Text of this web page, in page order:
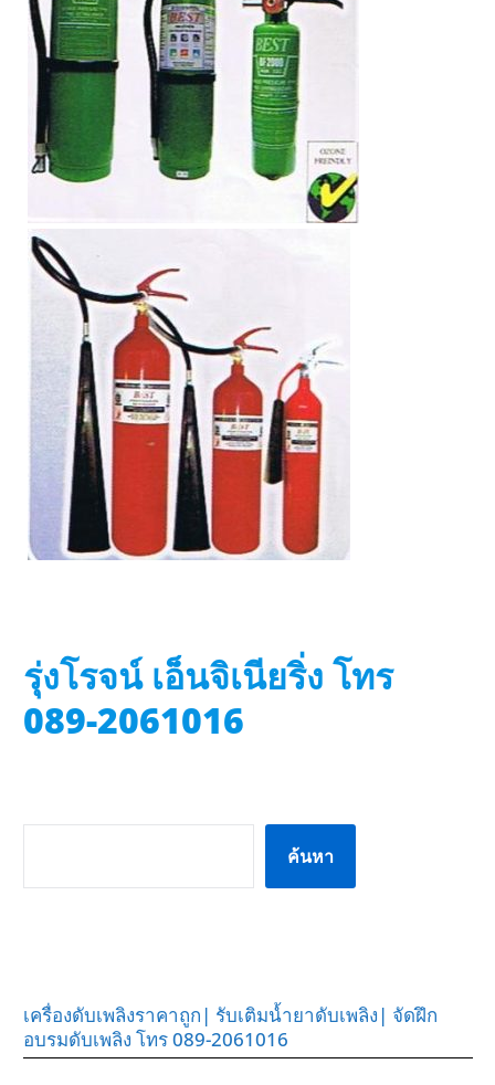
รุ่งโรจน์ เอ็นจิเนียริ่ง โทร
089-2061016
ค้นหา
เครื่องดับเพลิงราคาถูก| รับเติมน้ำยาดับเพลิง| จัดฝึก
อบรมดับเพลิง โทร 089-2061016